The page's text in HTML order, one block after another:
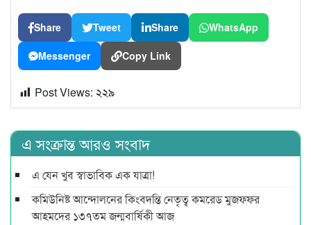
Share Tweet Share WhatsApp
Messenger Copy Link
Post Views: ২২৯
এ সংক্রান্ত আরও সংবাদ
এ যেন খুব স্বাভাবিক এক যাত্রা!
কমিউনিষ্ট আন্দোলনের কিংবদন্তি নেতৃত্ব কমরেড মুজফ্ফর
আহমদের ১৩৭তম জন্মবার্ষিকী আজ